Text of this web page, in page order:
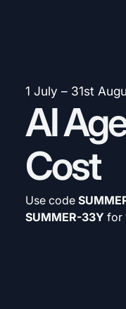
1 July – 31st
AI
Cost
Use code
SUMMER-33Y for